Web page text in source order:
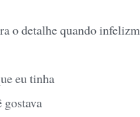
o detalhe quando
eu tinha
gostava